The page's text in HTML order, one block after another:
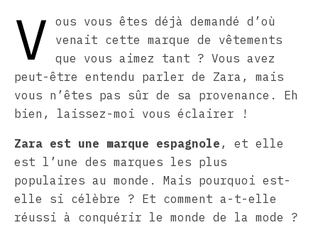
V
ous vous êtes déjà demandé d’où
venait cette marque de vêtements
que vous aimez tant ? Vous avez
peut-être entendu parler de Zara, mais
vous n’êtes pas sûr de sa provenance. Eh
bien, laissez-moi vous éclairer !
Zara est une marque espagnole , et elle
est l’une des marques les plus
populaires au monde. Mais pourquoi est-
elle si célèbre ? Et comment a-t-elle
réussi à conquérir le monde de la mode ?